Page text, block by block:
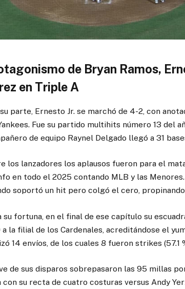
de Bryan Ramos,
en Triple A
parte, Ernesto Jr. se marchó de 4-2, con
Fue su partido multihits número 13 del
de equipo Raynel Delgado llegó a 31
los lanzadores los aplausos fueron para el
en todo el 2025 contando MLB y las
soportó un hit pero colgó el cero,
su fortuna, en el final de ese capítulo su
a la filial de los Cardenales, acreditándose el
14 envíos, de los cuales 8 fueron strikes (57.1
de sus disparos sobrepasaron las 95 millas
con su recta de cuatro costuras versus Andy